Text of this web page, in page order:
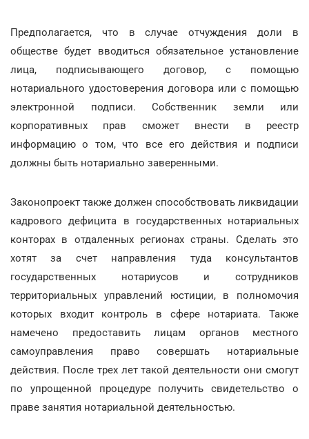
Предполагается, что в случае отчуждения доли в
обществе будет вводиться обязательное установление
лица, подписывающего договор, с помощью
нотариального удостоверения договора или с помощью
электронной подписи. Собственник земли или
корпоративных прав сможет внести в реестр
информацию о том, что все его действия и подписи
должны быть нотариально заверенными.
Законопроект также должен способствовать ликвидации
кадрового дефицита в государственных нотариальных
конторах в отдаленных регионах страны. Сделать это
хотят за счет направления туда консультантов
государственных нотариусов и сотрудников
территориальных управлений юстиции, в полномочия
которых входит контроль в сфере нотариата. Также
намечено предоставить лицам органов местного
самоуправления право совершать нотариальные
действия. После трех лет такой деятельности они смогут
по упрощенной процедуре получить свидетельство о
праве занятия нотариальной деятельностью.